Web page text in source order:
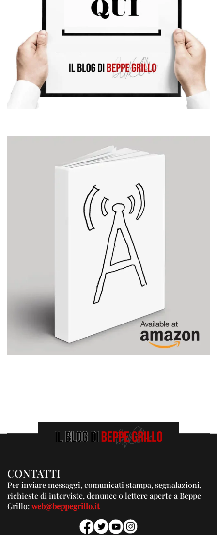
CONTATTI
Per inviare messaggi, comunicati stampa, segnalazioni,
richieste di interviste, denunce o lettere aperte a Beppe
Grillo:web@beppegrillo.it